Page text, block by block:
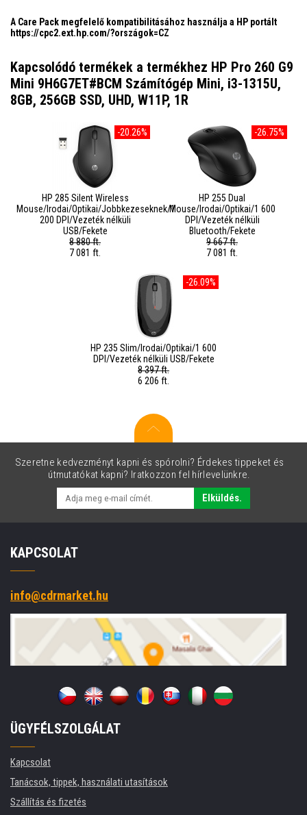
A Care Pack megfelelő kompatibilitásához használja a HP portált
https://cpc2.ext.hp.com/?országok=CZ
Kapcsolódó termékek a termékhez HP Pro 260 G9
Mini 9H6G7ET#BCM Számítógép Mini, i3-1315U,
8GB, 256GB SSD, UHD, W11P, 1R
HP 285 Silent Wireless
Mouse/Irodai/Optikai/Jobbkezeseknek/1
200 DPI/Vezeték nélküli
USB/Fekete
-20.26%
8 880 ft.
7 081 ft.
HP 255 Dual
Mouse/Irodai/Optikai/1 600
DPI/Vezeték nélküli
Bluetooth/Fekete
-26.75%
9 667 ft.
7 081 ft.
HP 235 Slim/Irodai/Optikai/1 600
DPI/Vezeték nélküli USB/Fekete
-26.09%
8 397 ft.
6 206 ft.
Szeretne kedvezményt kapni és spórolni? Érdekes tippeket és
útmutatókat kapni? Iratkozzon fel hírlevelünkre.
Elküldés.
KAPCSOLAT
info@cdrmarket.hu
ÜGYFÉLSZOLGÁLAT
Kapcsolat
Tanácsok, tippek, használati utasítások
Szállítás és fizetés